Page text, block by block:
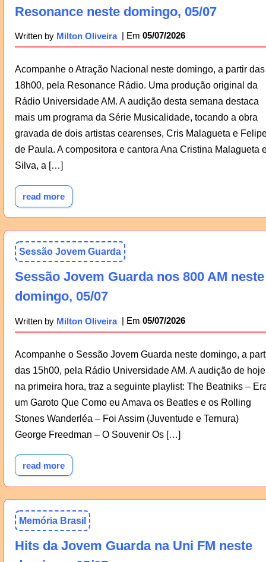
Resonance neste domingo, 05/07
Written by Milton Oliveira 05/07/2026
Acompanhe o Atração Nacional neste domingo, a partir das
18h00, pela Resonance Rádio. Uma produção original da
Rádio Universidade AM. A audição desta semana destaca
mais um programa da Série Musicalidade, tocando a obra
gravada de dois artistas cearenses, Cris Malagueta e
de Paula. A compositora e cantora Ana Cristina Malagueta
Silva, a […]
read more
Sessão Jovem Guarda
Sessão Jovem Guarda nos 800 AM neste
domingo, 05/07
Written by Milton Oliveira 05/07/2026
Acompanhe o Sessão Jovem Guarda neste domingo, a
das 15h00, pela Rádio Universidade AM. A audição de
na primeira hora, traz a seguinte playlist: The Beatniks –
um Garoto Que Como eu Amava os Beatles e os Rolling
Stones Wanderléa – Foi Assim (Juventude e Ternura)
George Freedman – O Souvenir Os […]
read more
Memória Brasil
Hits da Jovem Guarda na Uni FM neste